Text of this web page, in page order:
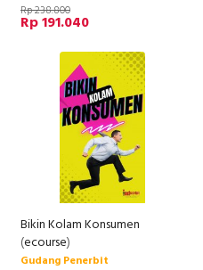
Rp 238.800
Rp 191.040
Bikin Kolam Konsumen
(ecourse)
Gudang Penerbit